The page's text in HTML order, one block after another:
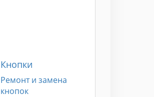
Кнопки
Ремонт и замена
кнопок